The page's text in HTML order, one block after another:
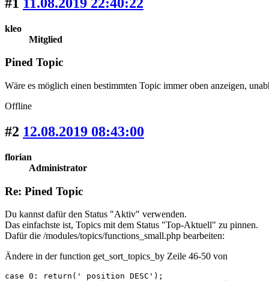
kleo
Mitglied
Pined Topic
Wäre es möglich einen bestimmten Topic immer oben anzeigen,
Offline
#2 12.08.2019 08:43:00
florian
Administrator
Re: Pined Topic
Du kannst dafür den Status "Aktiv" verwenden.
Das einfachste ist, Topics mit dem Status "Top-Aktuell" zu pinnen.
Dafür die /modules/topics/functions_small.php bearbeiten:
Ändere in der function get_sort_topics_by Zeile 46-50 von
case 0: return(' position DESC');